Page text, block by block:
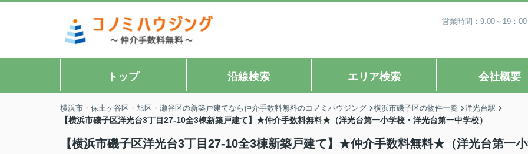
営業時間：9:00～19：
トップ 沿線検索 エリア検索 会社概要
横浜市・保土ヶ谷区・旭区・瀬谷区の新築戸建てなら仲介手数料無料のコノミハウジング 横浜市磯子区の物件一覧 洋光台駅
【横浜市磯子区洋光台3丁目27-10全3棟新築戸建て】★仲介手数料無料★（洋光台第一小学校・洋光台第一中学校）
【横浜市磯子区洋光台3丁目27-10全3棟新築戸建て】★仲介手数料無料★（洋光台第一